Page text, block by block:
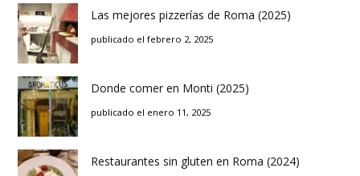
Las mejores pizzerías de Roma (2025)
publicado el febrero 2, 2025
Donde comer en Monti (2025)
publicado el enero 11, 2025
Restaurantes sin gluten en Roma (2024)